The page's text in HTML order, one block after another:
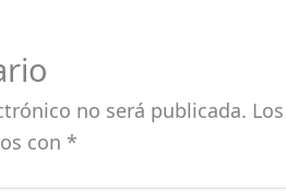
no será publicada.
con *